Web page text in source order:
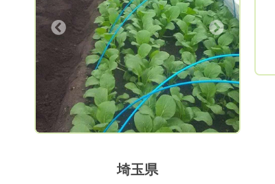
ンツとしてネギ等を周りに植えました。
おかげで害虫は減りましたが、野菜も元気
に増えまして（笑）せっかくだから･･･と
食べてみたところ、これが大変美味しい！
それならば、こんな野菜は？あんな野菜
は？と色々と育てているうちに自然と
「よし！野菜農家になろう！」 と決意し
ました。 【子どもが野菜を食べない理
由】 子供は野菜がキライなんかじゃな
さった方から、こんなメッセージを頂きま
Next
埼玉県